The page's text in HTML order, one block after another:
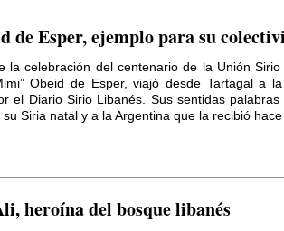
de Esper, ejemplo para su
la celebración del centenario de la Unión
Obeid de Esper, viajó desde Tartagal a
el Diario Sirio Libanés. Sus sentidas
Siria natal y a la Argentina que la recibió hace
heroína del bosque libanés